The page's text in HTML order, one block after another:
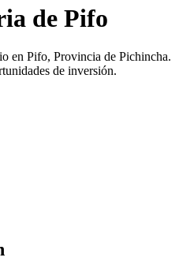
de Pifo
en Pifo, Provincia de Pichincha.
de inversión.